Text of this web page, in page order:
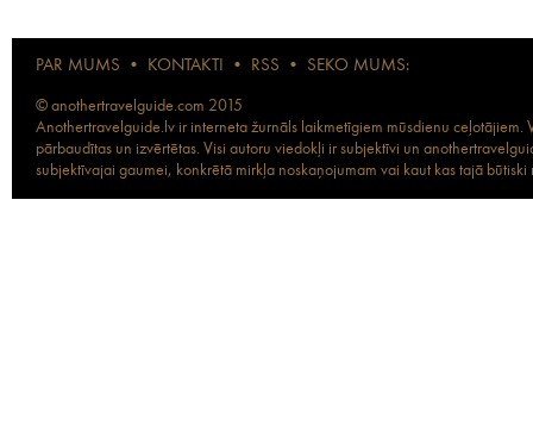
PAR MUMS • KONTAKTI • RSS • SEKO MUMS:
© anothertravelguide.com 2015
Anothertravelguide.lv ir interneta žurnāls laikmetīgiem mūsdienu
pārbaudītas un izvērtētas. Visi autoru viedokļi ir subjektīvi un
subjektīvajai gaumei, konkrētā mirkļa noskaņojumam vai kaut kas tajā